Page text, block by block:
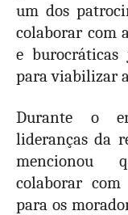
um dos
colaborar com
e burocráticas
para viabilizar
Durante o
lideranças da
mencionou
colaborar
para os